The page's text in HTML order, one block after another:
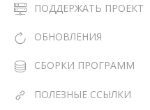
ПОДДЕРЖАТЬ ПРОЕКТ
ОБНОВЛЕНИЯ
СБОРКИ ПРОГРАММ
ПОЛЕЗНЫЕ ССЫЛКИ